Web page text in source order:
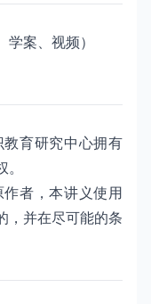
案、视频）
育研究中心拥有
者，本讲义使用
，并在尽可能的条